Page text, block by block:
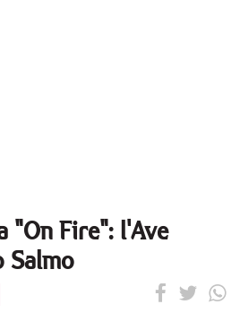
"On Fire": l'Ave
Salmo